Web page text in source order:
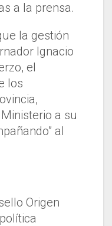
a la prensa.
la gestión
Ignacio
el
los
a su
al
Origen